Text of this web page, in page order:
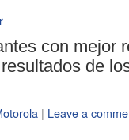
con mejor
de
| Leave a